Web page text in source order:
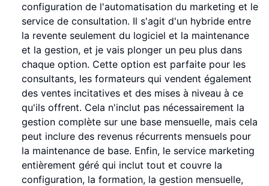
configuration de l'automatisation du marketing et le
service de consultation. Il s'agit d'un hybride entre
la revente seulement du logiciel et la maintenance
et la gestion, et je vais plonger un peu plus dans
chaque option. Cette option est parfaite pour les
consultants, les formateurs qui vendent également
des ventes incitatives et des mises à niveau à ce
qu'ils offrent. Cela n'inclut pas nécessairement la
gestion complète sur une base mensuelle, mais cela
peut inclure des revenus récurrents mensuels pour
la maintenance de base. Enfin, le service marketing
entièrement géré qui inclut tout et couvre la
configuration, la formation, la gestion mensuelle,